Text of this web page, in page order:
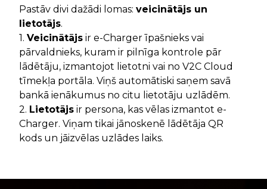
Pastāv divi dažādi lomas: veicinātājs un
lietotājs.
1. Veicinātājs ir e-Charger īpašnieks vai
pārvaldnieks, kuram ir pilnīga kontrole pār
lādētāju, izmantojot lietotni vai no V2C Cloud
tīmekļa portāla. Viņš automātiski saņem savā
bankā ienākumus no citu lietotāju uzlādēm.
2. Lietotājs ir persona, kas vēlas izmantot e-
Charger. Viņam tikai jānoskenē lādētāja QR
kods un jāizvēlas uzlādes laiks.